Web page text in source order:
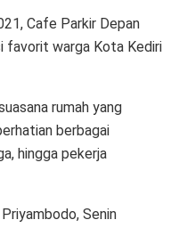
Cafe Parkir Depan
favorit warga Kota Kediri
rumah yang
berbagai
hingga pekerja
Senin